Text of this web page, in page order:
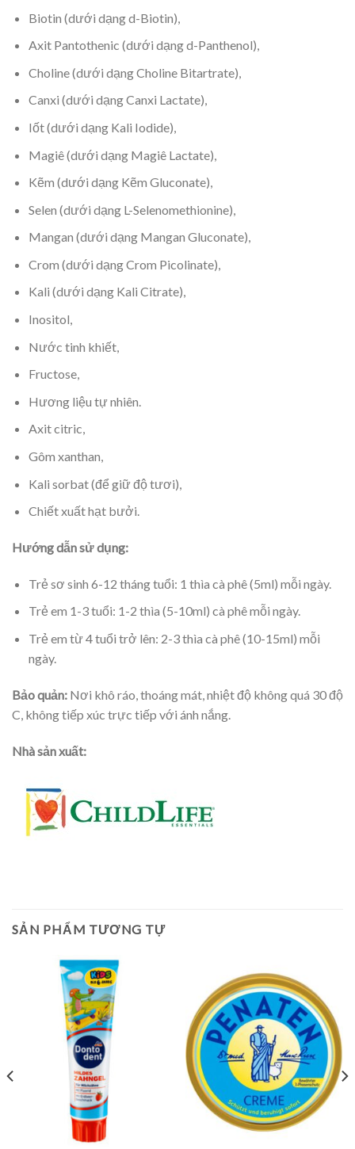
Biotin (dưới dạng d-Biotin),
Axit Pantothenic (dưới dạng d-Panthenol),
Choline (dưới dạng Choline Bitartrate),
Canxi (dưới dạng Canxi Lactate),
Iốt (dưới dạng Kali Iodide),
Magiê (dưới dạng Magiê Lactate),
Kẽm (dưới dạng Kẽm Gluconate),
Selen (dưới dạng L-Selenomethionine),
Mangan (dưới dạng Mangan Gluconate),
Crom (dưới dạng Crom Picolinate),
Kali (dưới dạng Kali Citrate),
Inositol,
Nước tinh khiết,
Fructose,
Hương liệu tự nhiên.
Axit citric,
Gôm xanthan,
Kali sorbat (để giữ độ tươi),
Chiết xuất hạt bưởi.
Hướng dẫn sử dụng:
Trẻ sơ sinh 6-12 tháng tuổi: 1 thìa cà phê (5ml) mỗi ngày.
Trẻ em 1-3 tuổi: 1-2 thìa (5-10ml) cà phê mỗi ngày.
Trẻ em từ 4 tuổi trở lên: 2-3 thìa cà phê (10-15ml) mỗi
ngày.
Bảo quản: Nơi khô ráo, thoáng mát, nhiệt độ không quá 30 độ
C, không tiếp xúc trực tiếp với ánh nắng.
Nhà sản xuất:
SẢN PHẨM TƯƠNG TỰ